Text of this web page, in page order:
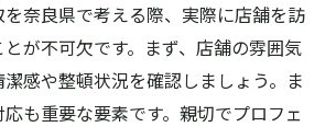
奈良県で考える際、実際に店舗を訪
が不可欠です。まず、店舗の雰囲気
感や整頓状況を確認しましょう。ま
も重要な要素です。親切でプロフェ